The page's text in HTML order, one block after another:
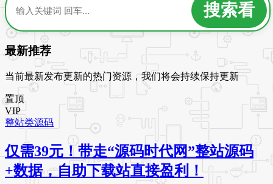
最新推荐
当前最新发布更新的热门资源，我们将会持续保持更新
置顶
VIP
整站类源码
仅需39元！带走“源码时代网”整站源码
+数据，自助下载站直接盈利！